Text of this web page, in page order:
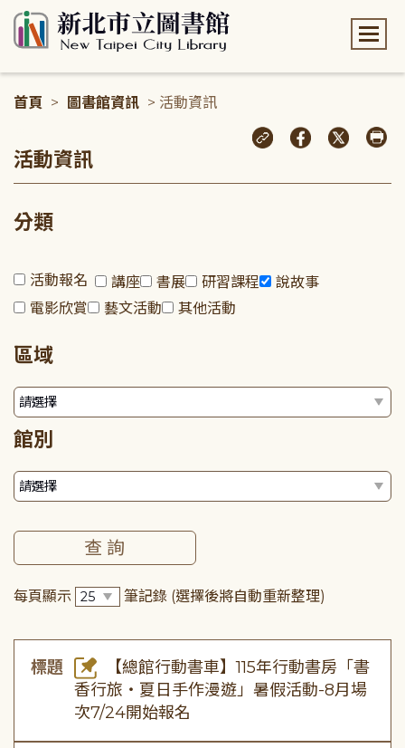
首頁 > 圖書館資訊 > 活動資訊
活動資訊
分類
活動報名 講座 書展 研習課程
說故事
電影欣賞
藝文活動 其他活動
區域
館別
每頁顯示 筆記錄 (選擇後將自動重新整理)
標題
【總館行動書車】115年行動書房「書
香行旅・夏日手作漫遊」暑假活動-8月場
次7/24開始報名